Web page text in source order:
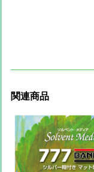
関連商品